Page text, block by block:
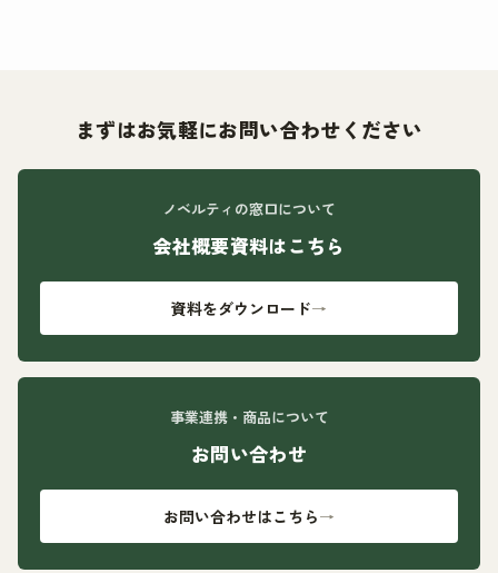
まずはお気軽にお問い合わせください
ノベルティの窓口について
会社概要資料はこちら
資料をダウンロード→
事業連携・商品について
お問い合わせ
お問い合わせはこちら→